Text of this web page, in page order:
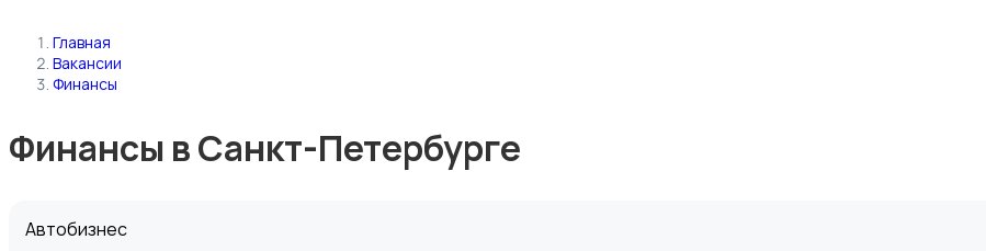
Главная
Вакансии
Финансы
Финансы в Санкт-Петербурге
Автобизнес